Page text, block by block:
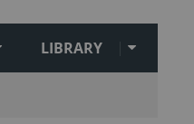
LIBRARY